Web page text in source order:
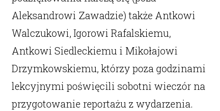
Aleksandrowi Zawadzie) także Antkowi
Walczukowi, Igorowi Rafalskiemu,
Antkowi Siedleckiemu i Mikołajowi
Drzymkowskiemu, którzy poza godzinami
lekcyjnymi poświęcili sobotni wieczór na
przygotowanie reportażu z wydarzenia.